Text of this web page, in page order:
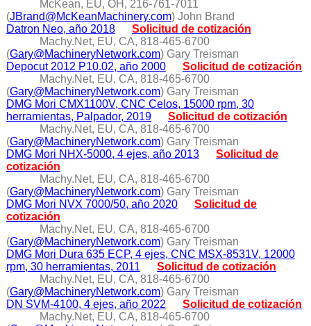
McKean, EU, OH, 216-761-7011
(JBrand@McKeanMachinery.com) John Brand
Datron Neo, año 2018
Solicitud de cotización
Machy.Net, EU, CA, 818-465-6700
(Gary@MachineryNetwork.com) Gary Treisman
Depocut 2012 P10.02, año 2000
Solicitud de cotización
Machy.Net, EU, CA, 818-465-6700
(Gary@MachineryNetwork.com) Gary Treisman
DMG Mori CMX1100V, CNC Celos, 15000 rpm, 30
herramientas, Palpador, 2019
Solicitud de cotización
Machy.Net, EU, CA, 818-465-6700
(Gary@MachineryNetwork.com) Gary Treisman
DMG Mori NHX-5000, 4 ejes, año 2013
Solicitud de
cotización
Machy.Net, EU, CA, 818-465-6700
(Gary@MachineryNetwork.com) Gary Treisman
DMG Mori NVX 7000/50, año 2020
Solicitud de
cotización
Machy.Net, EU, CA, 818-465-6700
(Gary@MachineryNetwork.com) Gary Treisman
DMG Mori Dura 635 ECP, 4 ejes, CNC MSX-8531V, 12000
rpm, 30 herramientas, 2011
Solicitud de cotización
Machy.Net, EU, CA, 818-465-6700
(Gary@MachineryNetwork.com) Gary Treisman
DN SVM-4100, 4 ejes, año 2022
Solicitud de cotización
Machy.Net, EU, CA, 818-465-6700